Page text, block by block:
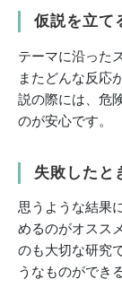
仮説を立て
テーマに沿った
またどんな反応
説の際には、危
のが安心です。
失敗したと
思うような結果
めるのがオスス
のも大切な研究
うなものができ